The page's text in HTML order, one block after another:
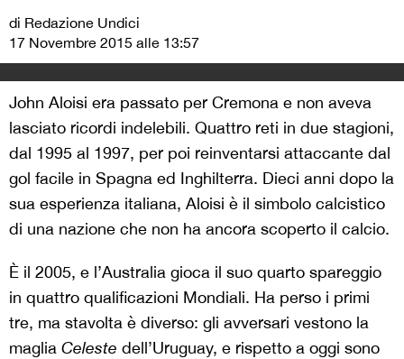
di Redazione Undici
17 Novembre 2015 alle 13:57
John Aloisi era passato per Cremona e non aveva
lasciato ricordi indelebili. Quattro reti in due stagioni,
dal 1995 al 1997, per poi reinventarsi attaccante dal
gol facile in Spagna ed Inghilterra. Dieci anni dopo la
sua esperienza italiana, Aloisi è il simbolo calcistico
di una nazione che non ha ancora scoperto il calcio.
È il 2005, e l’Australia gioca il suo quarto spareggio
in quattro qualificazioni Mondiali. Ha perso i primi
tre, ma stavolta è diverso: gli avversari vestono la
maglia Celeste dell’Uruguay, e rispetto a oggi sono